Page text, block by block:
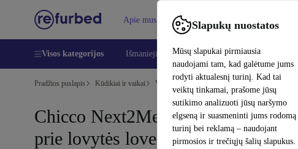
Slapukų nuostatos
Mūsų slapukai pirmiausia
naudojami tam, kad galėtume jums
rodyti aktualesnį turinį. Kad tai
veiktų tinkamai, prašome jūsų
sutikimo analizuoti jūsų naršymo
elgseną ir suasmeninti jums rodomą
turinį bei reklamą – naudojant
pirmosios ir trečiųjų šalių slapukus.
Apie mus Pagalba
Visos kategorijos Išmanieji telefonai Nešiojamieji kompiuteriai
Pradžios puslapis Kūdikiai ir vaikai Vaikų lovelės
Chicco Next2Me Magic Evo
prie lovytės lovelė